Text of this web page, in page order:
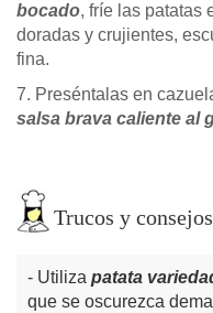
bocado, fríe las patatas
doradas y crujientes,
fina.
7. Preséntalas en
salsa brava caliente al
Trucos y consejos
Utiliza patata
que se oscurezca